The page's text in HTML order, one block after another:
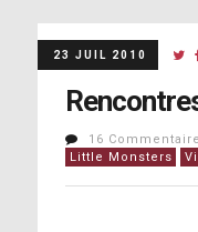
23 JUIL 2010
16
Little Monsters